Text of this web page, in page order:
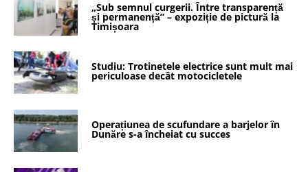
„Sub semnul curgerii. Între transparență
și permanență” – expoziție de pictură la
Timișoara
Studiu: Trotinetele electrice sunt mult mai
periculoase decât motocicletele
Operațiunea de scufundare a barjelor în
Dunăre s-a încheiat cu succes